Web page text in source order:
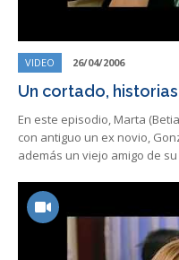
VIDEO 26/04/2006
Un cortado,
En este episodio, Marta
con antiguo un ex novio,
además un viejo amigo de